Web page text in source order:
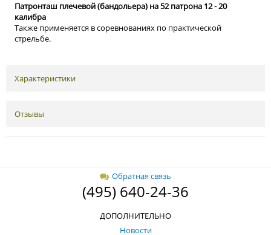
Патронташ плечевой (бандольера) на 52 патрона 12 - 20
калибра
Также применяется в соревнованиях по практической
стрельбе.
Характеристики
Отзывы
Обратная связь
(495) 640-24-36
ДОПОЛНИТЕЛЬНО
Новости